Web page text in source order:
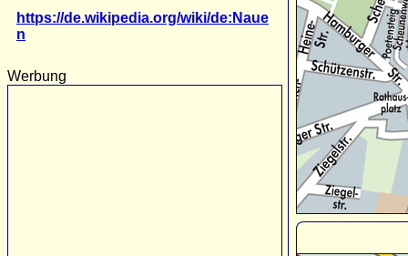
https://de.wikipedia.org/wiki/de:Naue
n
Werbung